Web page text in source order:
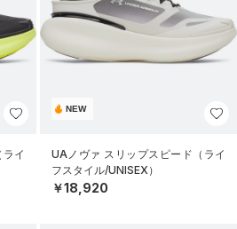
イ
NEW
UAノヴァ スリップスピード（ライ
フスタイル/UNISEX）
￥18,920